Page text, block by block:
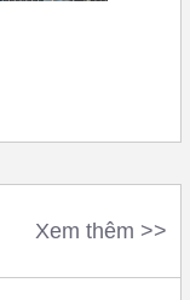
Xem thêm >>